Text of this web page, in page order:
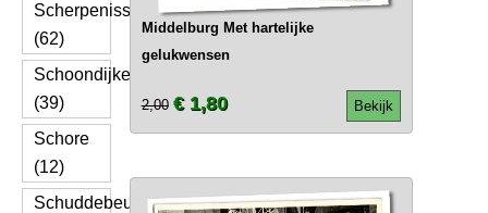
Scherpenisse
(62)
Schoondijke
(39)
Schore
(12)
Schuddebeurs
Middelburg Met hartelijke
gelukwensen
Bekijk
2,00 € 1,80